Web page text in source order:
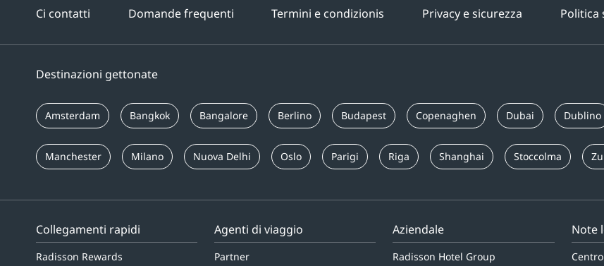
Ci contatti Domande frequenti Termini e condizionis Privacy e sicurezza Politica
Destinazioni gettonate
Amsterdam Bangkok Bangalore Berlino Budapest Copenaghen Dubai Dublino
Manchester Milano Nuova Delhi Oslo Parigi Riga Shanghai Stoccolma
Collegamenti rapidi
Radisson Rewards
Agenti di viaggio
Partner
Aziendale
Radisson Hotel Group
Note